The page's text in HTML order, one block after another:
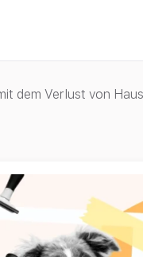
dem Verlust von